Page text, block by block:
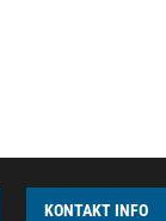
KONTAKT INFO